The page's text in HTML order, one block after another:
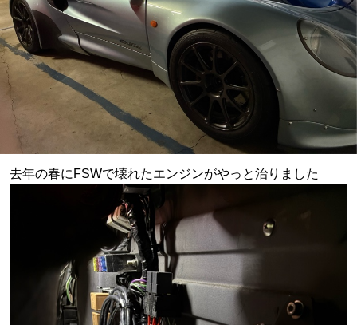
去年の春にFSWで壊れたエンジンがやっと治りました